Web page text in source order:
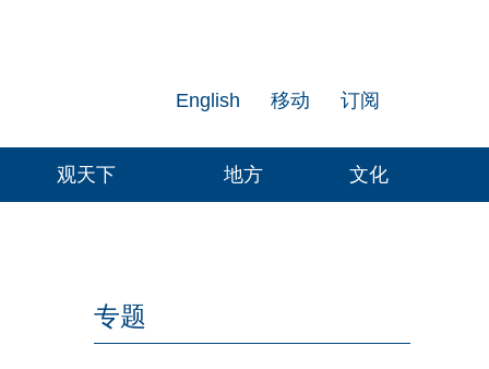
订阅
移动
English
观天下 地方 文化
专题